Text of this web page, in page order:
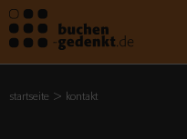
startseite kontakt